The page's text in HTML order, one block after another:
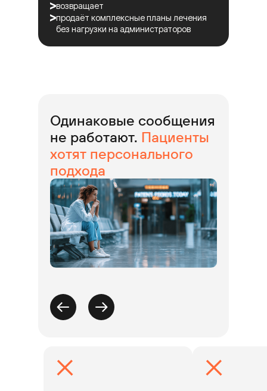
возвращает
продаёт комплексные планы лечения
без нагрузки на администраторов
Одинаковые сообщения
не работают. Пациенты
хотят персонального
подхода